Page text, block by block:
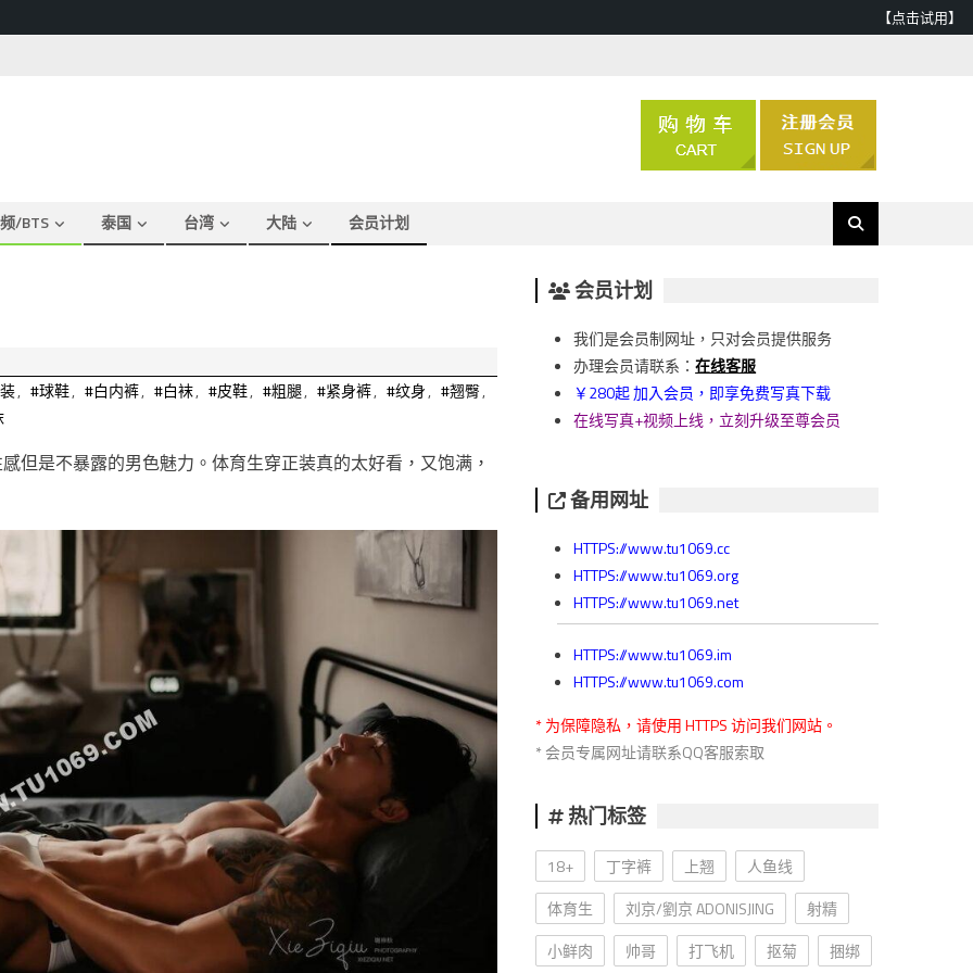
【点击试用】
/BTS 泰国 台湾 大陆 会员计划
, #球鞋, #白内裤, #白袜, #皮鞋, #粗腿, #紧身裤, #纹身, #翘臀,
但是不暴露的男色魅力。体育生穿正装真的太好看，又饱满，
会员计划
我们是会员制网址，只对会员提供服务
办理会员请联系：在线客服
￥280起 加入会员，即享免费写真下载
在线写真+视频上线，立刻升级至尊会员
备用网址
HTTPS://www.tu1069.cc
HTTPS://www.tu1069.org
HTTPS://www.tu1069.net
HTTPS://www.tu1069.im
HTTPS://www.tu1069.com
* 为保障隐私，请使用 HTTPS 访问我们网站。
* 会员专属网址请联系QQ客服索取
热门标签
18+ 丁字裤 上翘
人鱼线
体育生
刘京/劉京 ADONISJING
射精
小鲜肉
帅哥 打飞机 抠菊 捆绑